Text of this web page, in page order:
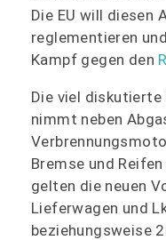
Die EU will diesen
reglementieren
Kampf gegen den
Die viel
nimmt neben
Bremse und
gelten die neuen
Lieferwagen und
beziehungsweise